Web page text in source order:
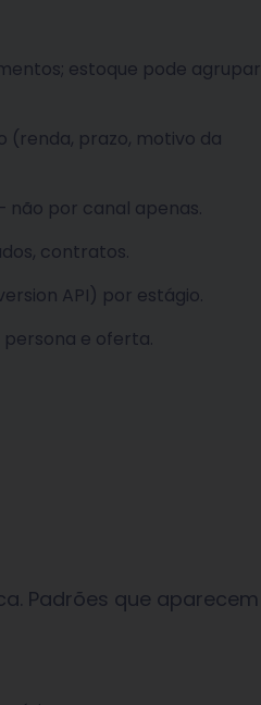
estoque pode agrupar
(renda, prazo, motivo da
não por canal apenas.
contratos.
API) por estágio.
e oferta.
Padrões que aparecem